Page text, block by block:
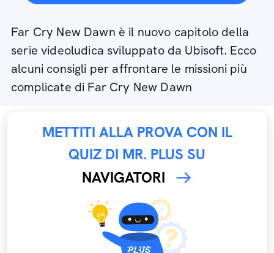
Far Cry New Dawn è il nuovo capitolo della
serie videoludica sviluppato da Ubisoft. Ecco
alcuni consigli per affrontare le missioni più
complicate di Far Cry New Dawn
METTITI ALLA PROVA CON IL
QUIZ DI MR. PLUS SU
NAVIGATORI